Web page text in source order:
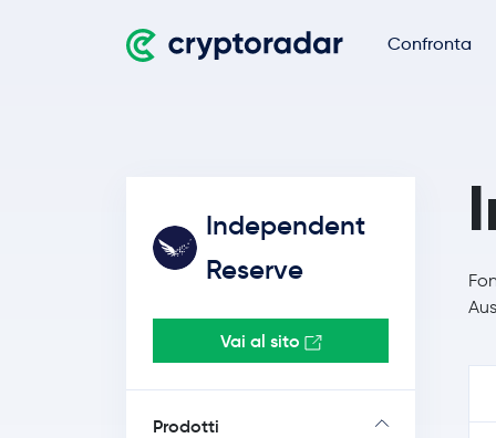
Confronta
Independent
Reserve
Vai al sito
Prodotti